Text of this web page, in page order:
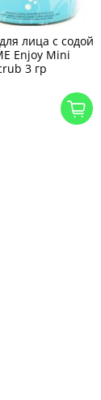
лица с содой
Enjoy Mini
3 гр